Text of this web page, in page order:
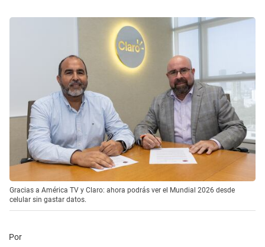
Gracias a América TV y Claro: ahora podrás ver el Mundial 2026 desde
celular sin gastar datos.
Por